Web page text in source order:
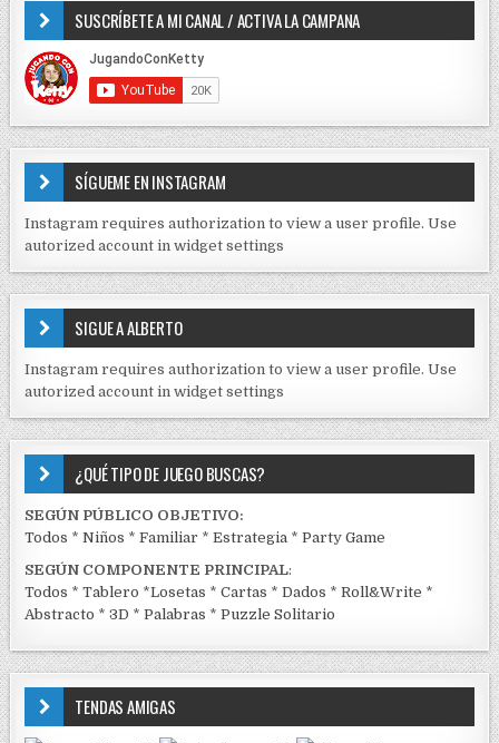
D
E
C
O
N
T
I
D
S
E
J
C
K
SUSCRÍBETE A MI CANAL / ACTIVA LA CAMPANA
SÍGUEME EN INSTAGRAM
Instagram requires authorization to view a user profile. Use
autorized account in widget settings
SIGUE A ALBERTO
Instagram requires authorization to view a user profile. Use
autorized account in widget settings
¿QUÉ TIPO DE JUEGO BUSCAS?
SEGÚN PÚBLICO OBJETIVO:
Todos *Niños *Familiar *Estrategia *Party Game
SEGÚN COMPONENTE PRINCIPAL:
Todos *Tablero *Losetas *Cartas *Dados *Roll&Write *
Abstracto *3D *Palabras *Puzzle Solitario
TENDAS AMIGAS